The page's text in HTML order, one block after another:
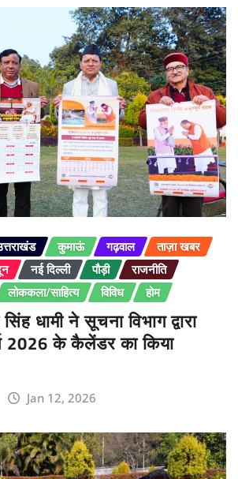
कुमाऊं गढ़वाल
ताज़ा खबर
नई दिल्ली पौड़ी
राजनीति
लोककला/साहित्य विविध होम
धामी ने सूचना विभाग द्वारा
2026 के कैलेंडर का किया
Jan 12, 2026